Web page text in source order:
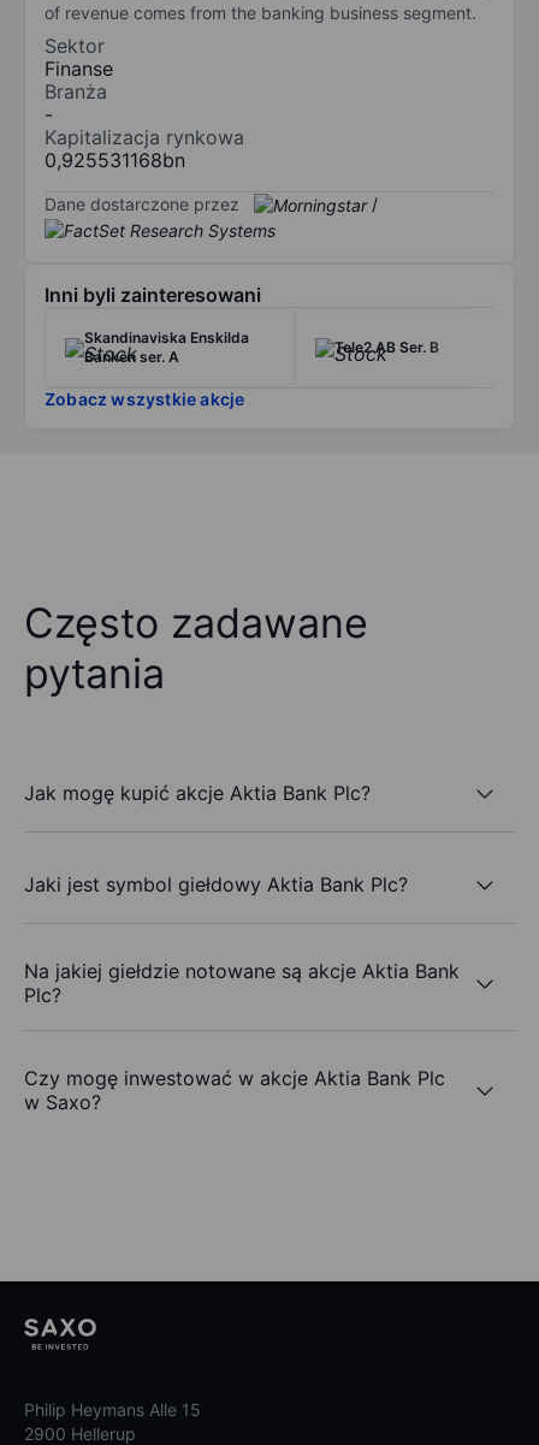
of revenue comes from the banking business segment.
Sektor
Finanse
Branża
-
Kapitalizacja rynkowa
0,925531168bn
Dane dostarczone przez /
Inni byli zainteresowani
Skandinaviska Enskilda
Banken ser. A
Tele2 AB Ser. B
Zobacz wszystkie akcje
Często zadawane
pytania
Jak mogę kupić akcje Aktia Bank Plc?
Jaki jest symbol giełdowy Aktia Bank Plc?
Na jakiej giełdzie notowane są akcje Aktia Bank
Plc?
Czy mogę inwestować w akcje Aktia Bank Plc
w Saxo?
Philip Heymans Alle 15
2900 Hellerup